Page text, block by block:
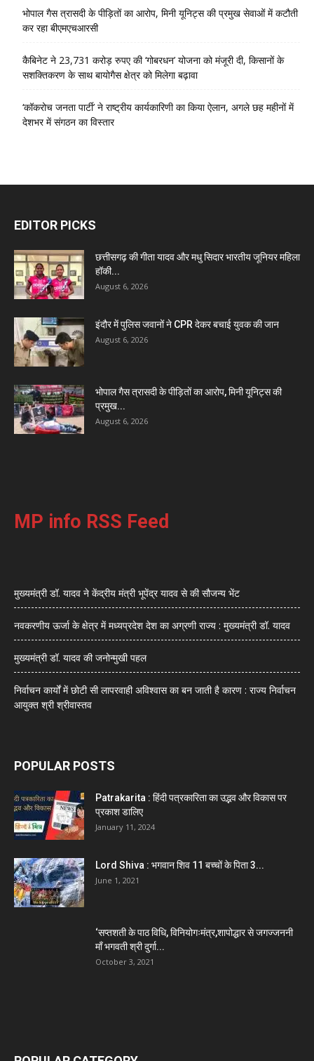
भोपाल गैस त्रासदी के पीड़ितों का आरोप, मिनी यूनिट्स की प्रमुख सेवाओं में कटौती
कर रहा बीएमएचआरसी
कैबिनेट ने 23,731 करोड़ रुपए की ‘गोबरधन’ योजना को मंजूरी दी, किसानों के
सशक्तिकरण के साथ बायोगैस क्षेत्र को मिलेगा बढ़ावा
‘कॉकरोच जनता पार्टी’ ने राष्ट्रीय कार्यकारिणी का किया ऐलान, अगले छह महीनों में
देशभर में संगठन का विस्तार
EDITOR PICKS
छत्तीसगढ़ की गीता यादव और मधु सिदार भारतीय जूनियर महिला
हॉकी...
August 6, 2026
इंदौर में पुलिस जवानों ने CPR देकर बचाई युवक की जान
August 6, 2026
भोपाल गैस त्रासदी के पीड़ितों का आरोप, मिनी यूनिट्स की
प्रमुख...
August 6, 2026
MP info RSS Feed
मुख्यमंत्री डॉ. यादव ने केंद्रीय मंत्री भूपेंद्र यादव से की सौजन्य भेंट
नवकरणीय ऊर्जा के क्षेत्र में मध्यप्रदेश देश का अग्रणी राज्य : मुख्यमंत्री डॉ. यादव
मुख्यमंत्री डॉ. यादव की जनोन्मुखी पहल
निर्वाचन कार्यों में छोटी सी लापरवाही अविश्वास का बन जाती है कारण : राज्य निर्वाचन
आयुक्त श्री श्रीवास्तव
POPULAR POSTS
Patrakarita : हिंदी पत्रकारिता का उद्भव और विकास पर
प्रकाश डालिए
January 11, 2024
Lord Shiva : भगवान शिव 11 बच्चों के पिता 3...
June 1, 2021
‘सप्तशती के पाठ विधि, विनियोगःमंत्र,शापोद्धार से जगज्जननी
माँ भगवती श्री दुर्गा...
October 3, 2021